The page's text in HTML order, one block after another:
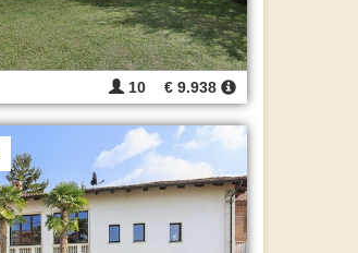
10 € 9.938